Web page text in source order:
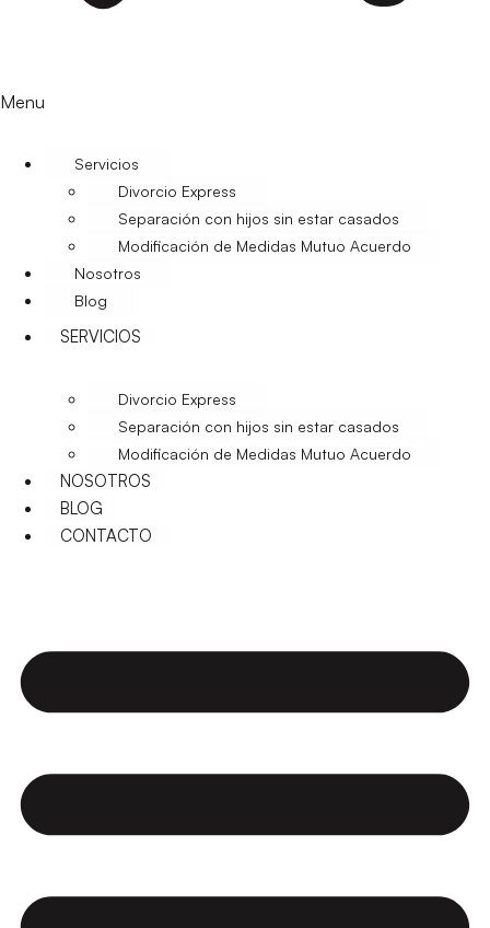
Menu
Servicios
Divorcio Express
Separación con hijos sin estar casados
Modificación de Medidas Mutuo Acuerdo
Nosotros
Blog
SERVICIOS
Divorcio Express
Separación con hijos sin estar casados
Modificación de Medidas Mutuo Acuerdo
NOSOTROS
BLOG
CONTACTO